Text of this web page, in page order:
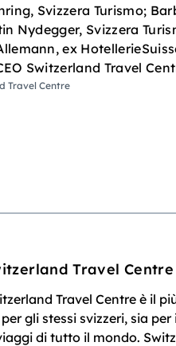
Svizzera Turismo;
Nydegger, Svizzera
ex
Switzerland Travel
Travel Centre
Travel
Travel Centre è il
gli stessi svizzeri, sia
di tutto il mondo.